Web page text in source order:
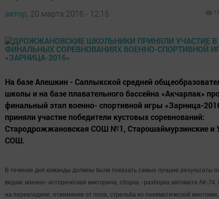
автор, 20 марта 2016 - 12:15
На базе Алешкин - Саплыкской средней
школы и на базе плавательного бассейна «Акчарлак»
финальный этап военно- спортивной игры «Зарница-
приняли участие победители кустовых соревнований:
Стародрожжановская СОШ №1, Старошаймурзинские и
СОШ.
В течение дня команды должны были показать самые лучшие результаты
видам: военно- историческая викторина, сборка - разборка автомата АК-74,
на перекладине, отжимание от пола, стрельба из пневматической